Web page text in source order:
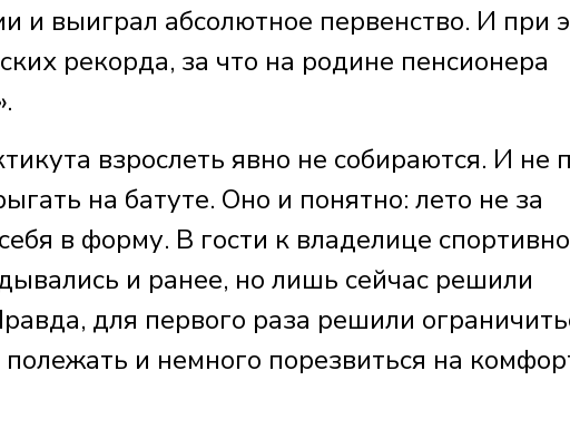
и выиграл абсолютное первенство. И при
рекорда, за что на родине пенсионера
взрослеть явно не собираются. И не
на батуте. Оно и понятно: лето не за
в форму. В гости к владелице
и ранее, но лишь сейчас решили
для первого раза решили
и немного порезвиться на